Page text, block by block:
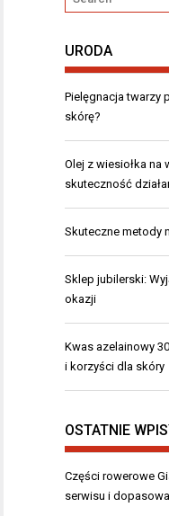
URODA
Pielęgnacja twarzy
skórę?
Olej z wiesiołka na
skuteczność
Skuteczne metody
Sklep jubilerski:
okazji
Kwas azelainowy
i korzyści dla skóry
OSTATNIE
Części rowerowe
serwisu i